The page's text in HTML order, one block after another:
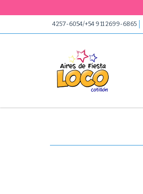
4257-6054/+54 9 11 2699-6865